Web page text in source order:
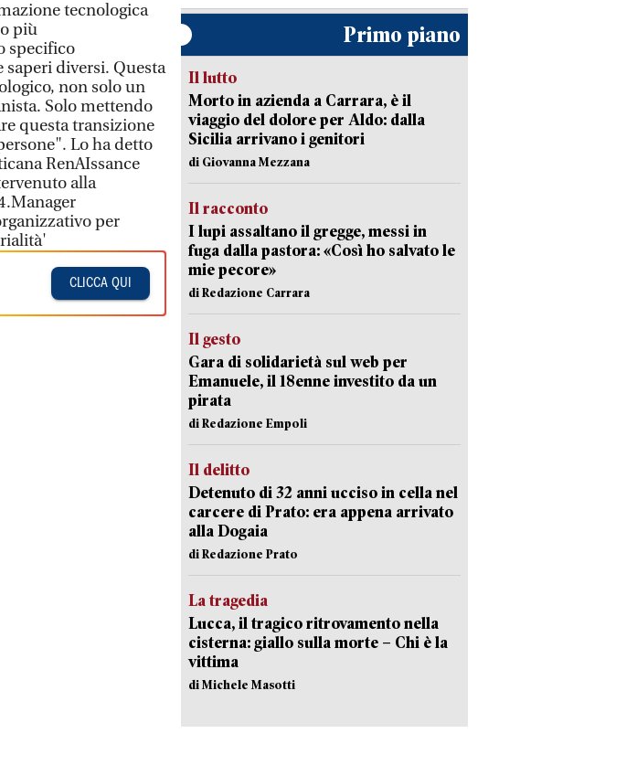
tecnologica
più
specifico
diversi. Questa
non solo un
Solo mettendo
questa transizione
Lo ha detto
RenAIssance
alla
per
CLICCA QUI
Primo piano
Il lutto
Morto in azienda a Carrara, è il
viaggio del dolore per Aldo: dalla
Sicilia arrivano i genitori
di Giovanna Mezzana
Il racconto
I lupi assaltano il gregge, messi in
fuga dalla pastora: «Così ho salvato le
mie pecore»
di Redazione Carrara
Il gesto
Gara di solidarietà sul web per
Emanuele, il 18enne investito da un
pirata
di Redazione Empoli
Il delitto
Detenuto di 32 anni ucciso in cella nel
carcere di Prato: era appena arrivato
alla Dogaia
di Redazione Prato
La tragedia
Lucca, il tragico ritrovamento nella
cisterna: giallo sulla morte – Chi è la
vittima
di Michele Masotti